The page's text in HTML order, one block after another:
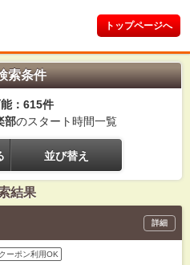
トップページへ
索条件
：615件
部のスタート時間一覧
並び替え
結果
詳細
クーポン利用OK